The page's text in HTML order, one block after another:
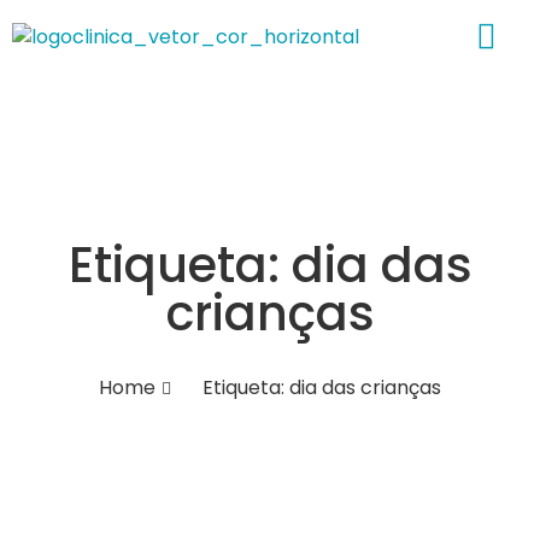
Etiqueta: dia das
crianças
Home Etiqueta: dia das crianças